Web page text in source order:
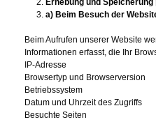
Erhebung und
a) Beim Besuch der
Beim Aufrufen unserer Website
Informationen erfasst, die Ihr
IP‑Adresse
Browsertyp und Browserversion
Betriebssystem
Datum und Uhrzeit des Zugriffs
Besuchte Seiten